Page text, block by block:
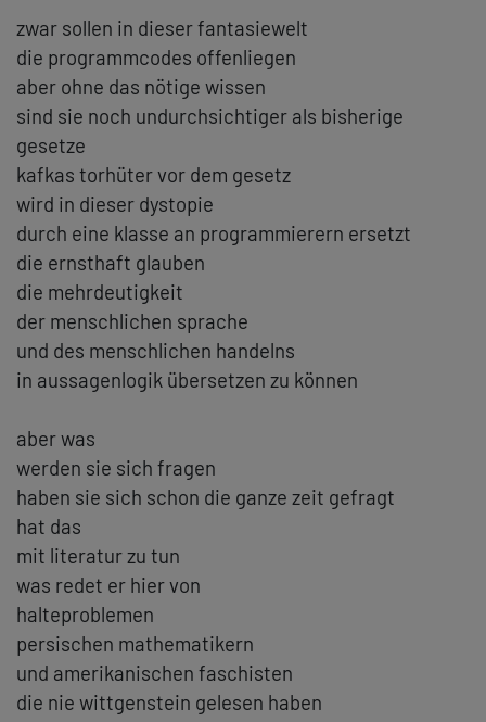
zwar sollen in dieser fantasiewelt
die programmcodes offenliegen
aber ohne das nötige wissen
sind sie noch undurchsichtiger als bisherige
gesetze
kafkas torhüter vor dem gesetz
wird in dieser dystopie
durch eine klasse an programmierern ersetzt
die ernsthaft glauben
die mehrdeutigkeit
der menschlichen sprache
und des menschlichen handelns
in aussagenlogik übersetzen zu können
aber was
werden sie sich fragen
haben sie sich schon die ganze zeit gefragt
hat das
mit literatur zu tun
was redet er hier von
halteproblemen
persischen mathematikern
und amerikanischen faschisten
die nie wittgenstein gelesen haben